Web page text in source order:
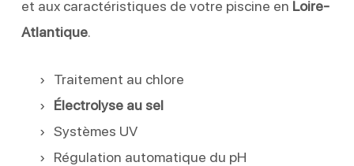
et aux caractéristiques de votre piscine en Loire-
Atlantique.
Traitement au chlore
Électrolyse au sel
Systèmes UV
Régulation automatique du pH